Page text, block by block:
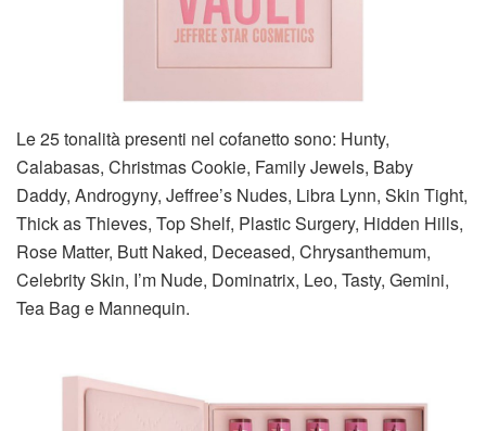
Le 25 tonalità presenti nel cofanetto sono: Hunty,
Calabasas, Christmas Cookie, Family Jewels, Baby
Daddy, Androgyny, Jeffree’s Nudes, Libra Lynn, Skin Tight,
Thick as Thieves, Top Shelf, Plastic Surgery, Hidden Hills,
Rose Matter, Butt Naked, Deceased, Chrysanthemum,
Celebrity Skin, I’m Nude, Dominatrix, Leo, Tasty, Gemini,
Tea Bag e Mannequin.